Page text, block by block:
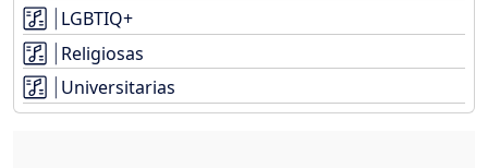
LGBTIQ+
Religiosas
Universitarias